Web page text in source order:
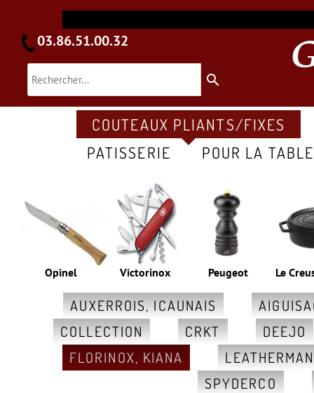
search
AUXERROIS, ICAUNAIS
COLLECTION
CRKT
DEEJO
FLORINOX, KIANA
LEATHERMAN
SPYDERCO
Peugeot Le
Victorinox
Opinel
COUTEAUX PLIANTS/FIXES
PATISSERIE
POUR LA TABLE
03.86.51.00.32